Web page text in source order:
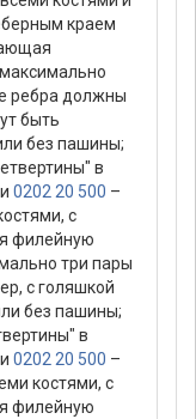
краем
ребра должны
быть
без пашины;
в
и 0202 20 500 –
с
филейную
три пары
с голяшкой
без пашины;
в
и 0202 20 500 –
костями, с
филейную